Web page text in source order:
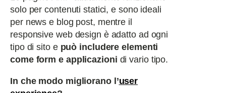
solo per contenuti statici, e sono ideali
per news e blog post, mentre il
responsive web design è adatto ad ogni
tipo di sito e può includere elementi
come form e applicazioni di vario tipo.
In che modo migliorano l’user